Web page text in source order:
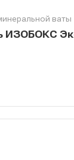
ваты
ИЗОБОКС